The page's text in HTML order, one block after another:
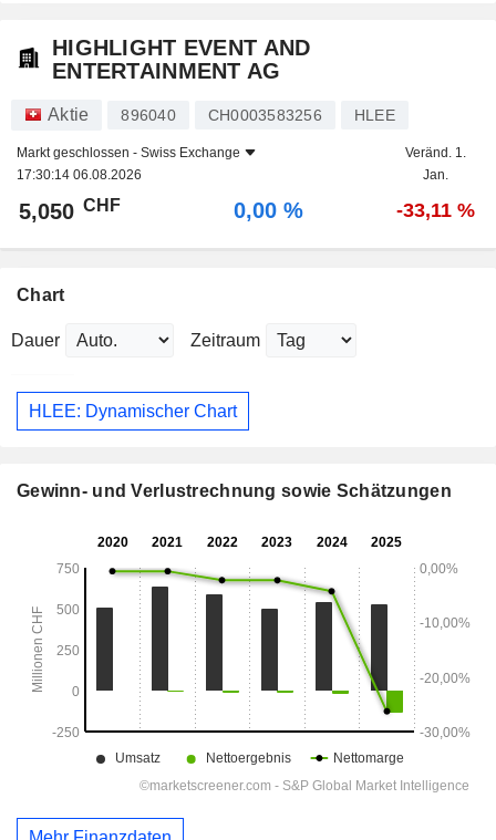
HIGHLIGHT EVENT AND
ENTERTAINMENT AG
Aktie 896040 CH0003583256 HLEE
Markt geschlossen - Swiss Exchange
17:30:14 06.08.2026
Veränd. 1.
Jan.
5,050 CHF 0,00 % -33,11 %
Chart
Dauer Zeitraum
HLEE: Dynamischer Chart
Gewinn- und Verlustrechnung sowie Schätzungen